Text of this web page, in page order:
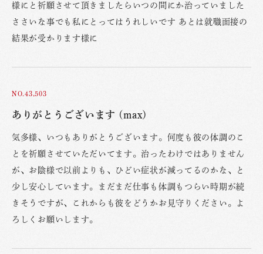
様にと祈願させて頂きましたらいつの間にか治っていました
ささいな事でも私にとってはうれしいです あとは就職面接の
結果が受かります様に
NO.43,503
ありがとうございます (max)
気多様、いつもありがとうございます。何度も彼の体調のこ
とを祈願させていただいてます。治ったわけではありません
が、お陰様で以前よりも、ひどい症状が減ってるのかな、と
少し安心しています。まだまだ仕事も体調もつらい時期が続
きそうですが、これからも彼をどうかお見守りください。よ
ろしくお願いします。